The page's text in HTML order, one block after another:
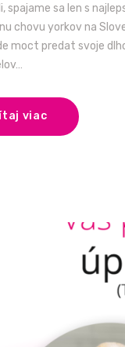
spajame sa len s
chovu yorkov na
moct predat svoje
viac